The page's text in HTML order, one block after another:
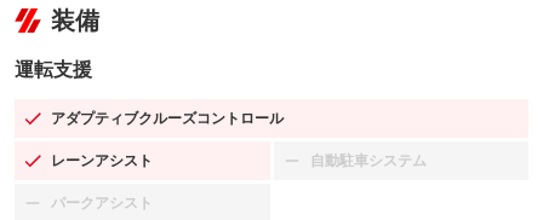
装備
運転支援
アダプティブクルーズコントロール
：装備あり
レーンアシスト
：装備あり 自動駐車システム
：装備なし
パークアシスト
：装備なし